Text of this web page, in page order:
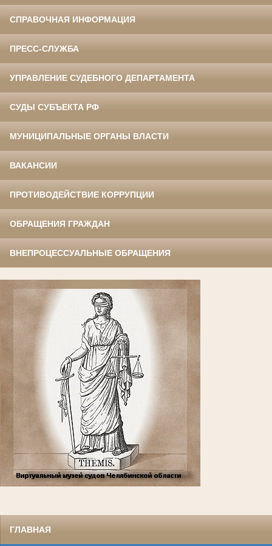
СПРАВОЧНАЯ ИНФОРМАЦИЯ
ПРЕСС-СЛУЖБА
УПРАВЛЕНИЕ СУДЕБНОГО ДЕПАРТАМЕНТА
СУДЫ СУБЪЕКТА РФ
МУНИЦИПАЛЬНЫЕ ОРГАНЫ ВЛАСТИ
ВАКАНСИИ
ПРОТИВОДЕЙСТВИЕ КОРРУПЦИИ
ОБРАЩЕНИЯ ГРАЖДАН
ВНЕПРОЦЕССУАЛЬНЫЕ ОБРАЩЕНИЯ
ГЛАВНАЯ